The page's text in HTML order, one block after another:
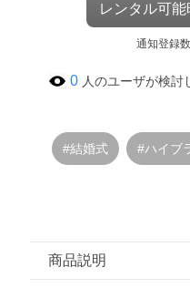
レンタル可
通知登録
0 人のユーザが検討
#結婚式 #ハイブ
商品説明